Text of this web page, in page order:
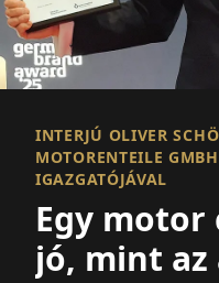
INTERJÚ OLIVER
MOTORENTEILE
IGAZGATÓJÁVAL
Egy motor
jó, mint